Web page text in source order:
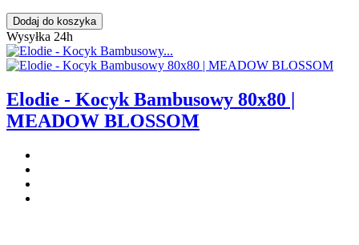
Dodaj do koszyka
Wysyłka 24h
Elodie - Kocyk Bambusowy 80x80 |
MEADOW BLOSSOM